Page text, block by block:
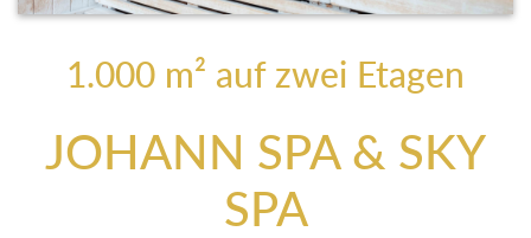
1.000 m² auf zwei Etagen
JOHANN SPA & SKY
SPA